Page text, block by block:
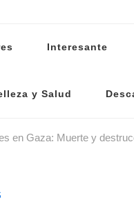
Interesante
y Salud
en Gaza: Muerte y